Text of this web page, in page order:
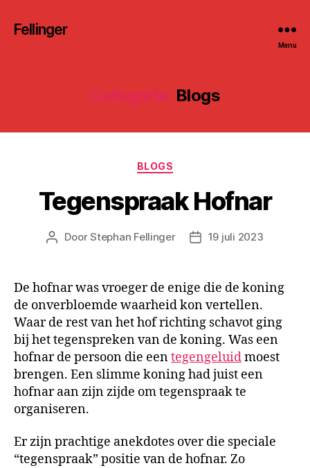
Fellinger
Menu
Categorie: Blogs
BLOGS
Tegenspraak Hofnar
DoorStephan Fellinger 19 juli 2023
De hofnar was vroeger de enige die de koning
de onverbloemde waarheid kon vertellen.
Waar de rest van het hof richting schavot ging
bij het tegenspreken van de koning. Was een
hofnar de persoon die eentegengeluidmoest
brengen. Een slimme koning had juist een
hofnar aan zijn zijde om tegenspraak te
organiseren.
Er zijn prachtige anekdotes over die speciale
“tegenspraak” positie van de hofnar. Zo